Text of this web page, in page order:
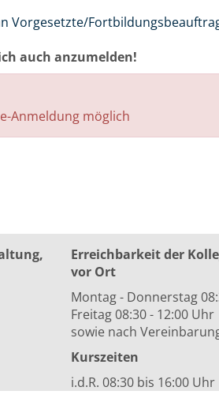
Vorgesetzte/
auch anzumelden!
Anmeldung möglich
Erreichbarkeit der
vor Ort
Montag - Donnerstag
Freitag 08:30 - 12:00 Uhr
sowie nach
Kurszeiten
i.d.R. 08:30 bis 16:00 Uhr